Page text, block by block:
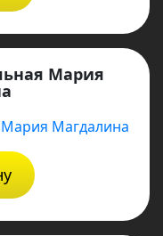
Мария